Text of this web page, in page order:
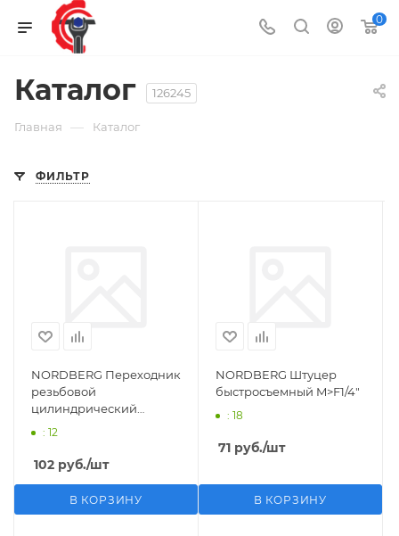
0
Каталог 126245
Главная — Каталог
ФИЛЬТР
NORDBERG Переходник
резьбовой
цилиндрический
M1/2">F1/4"
: 12
102 руб./шт
В КОРЗИНУ
NORDBERG Штуцер
быстросъемный M>F1/4"
: 18
71 руб./шт
В КОРЗИНУ